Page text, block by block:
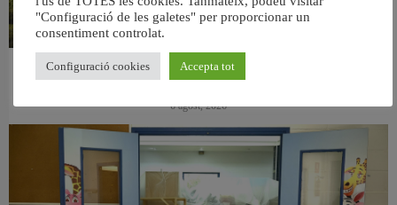
València retira prop de 15.000 litres de residus de la Devesa durant el mes de
6 agost, 2026
"Configuració de les galetes" per proporcionar un
consentiment controlat.
Configuració cookies Accepta tot